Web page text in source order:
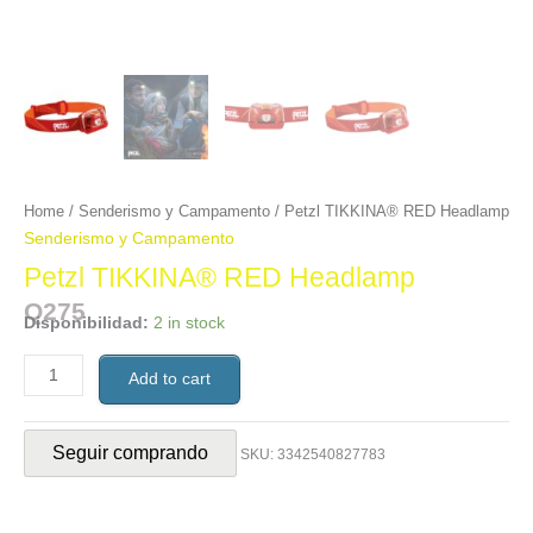
Home / Senderismo y Campamento / Petzl TIKKINA® RED Headlamp
Senderismo y Campamento
Petzl TIKKINA® RED Headlamp
Q275
Disponibilidad: 2 in stock
Add to cart
Seguir comprando SKU: 3342540827783